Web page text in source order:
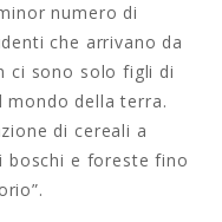
numero di
che arrivano da
ci sono solo figli di
mondo della terra.
di cereali a
boschi e foreste fino